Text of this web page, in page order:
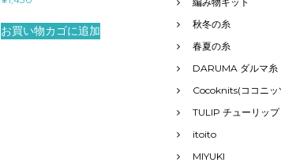
お買い物カゴに追加
秋冬の糸
春夏の糸
DARUMA ダルマ糸
Cocoknits(ココニッ
TULIP チューリッ
itoito
MIYUKI